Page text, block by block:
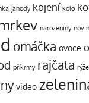
jahody kojení kolo
narozeniny
omáčka ovoce
příkrmy rajčata rýže
video